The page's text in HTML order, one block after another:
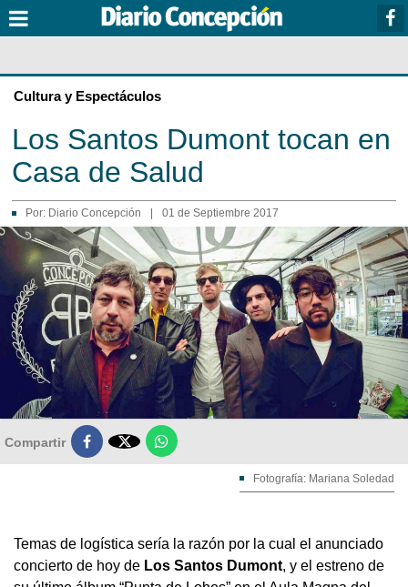
Cultura y Espectáculos
Los Santos Dumont tocan en
Casa de Salud
Por: Diario Concepción 01 de Septiembre 2017
Compartir 
Fotografía: Mariana Soledad
Temas de logística sería la razón por la cual el anunciado
concierto de hoy de Los Santos Dumont, y el estreno de